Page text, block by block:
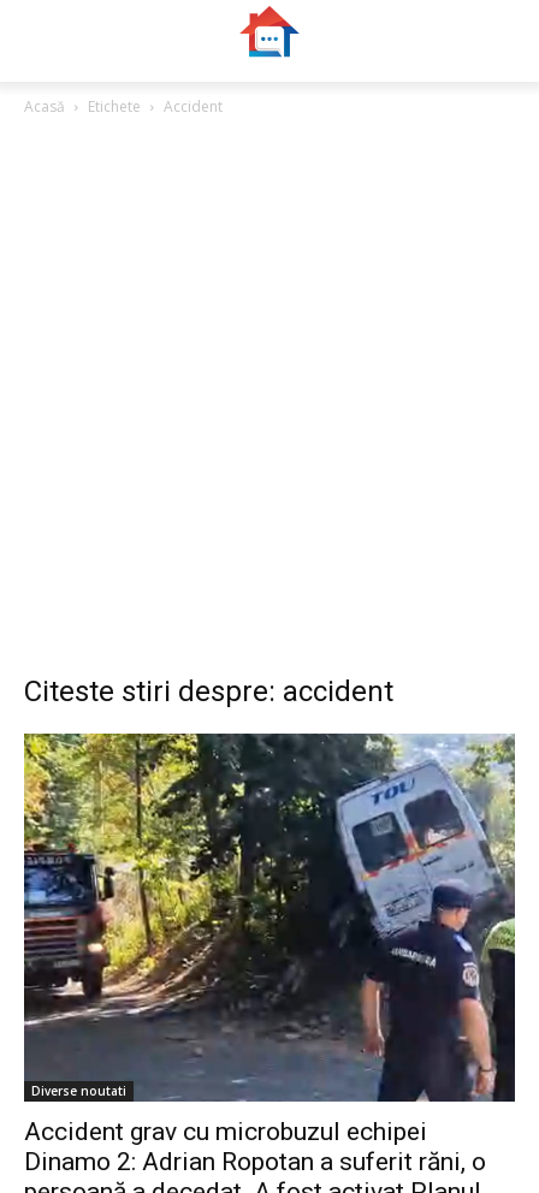
Acasă Etichete Accident
Citeste stiri despre: accident
Diverse noutati
Accident grav cu microbuzul echipei
Dinamo 2: Adrian Ropotan a suferit răni, o